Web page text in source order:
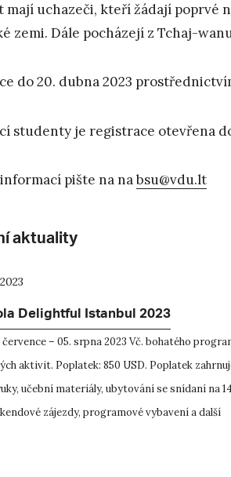
mají uchazeči, kteří žádají
zemi. Dále pocházejí z Tchaj-
do 20. dubna 2023
studenty je registrace otevřena
pište na nabsu@vdu.lt
aktuality
Delightful Istanbul 2023
– 05. srpna 2023 Vč. bohatého
aktivit. Poplatek: 850 USD. Poplatek
učební materiály, ubytování se snídaní na
zájezdy, programové vybavení a další